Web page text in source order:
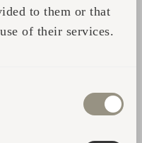
to them or that
of their services.